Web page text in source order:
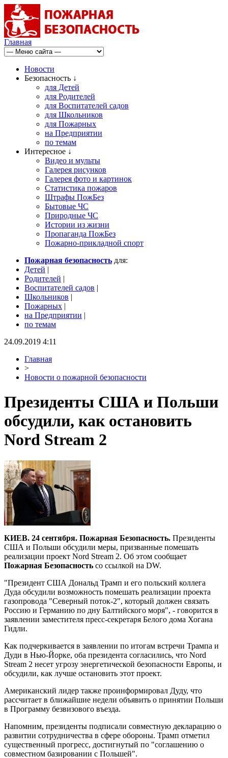
Главная
Новости
Безопасность ↓
для Детей
для Родителей
для Воспитателей садов
для Школьников
для Пожарных
на Предприятии
по темам
Интересное ↓
Видео и мульты
Галерея рисунков
Галерея фото и картинок
Статистика пожаров
Штрафы ПожБез
Бытовые ЧС
Природные ЧС
Истории из жизни
Пропаганда ПожБез
Пожарно-прикладной спорт
Пожарная безопасность для:
Детей |
Родителей |
Воспитателей садов |
Школьников |
Пожарных |
на Предприятии |
по темам
24.09.2019 4:11
Главная
>
Новости о пожарной безопасности
Президенты США и Польши
обсудили, как остановить
Nord Stream 2
КИЕВ. 24 сентября. Пожарная Безопасность. Президенты
США и Польши обсудили меры, призванные помешать
реализации проект Nord Stream 2. Об этом сообщает
Пожарная Безопасность со ссылкой на DW.
"Президент США Дональд Трамп и его польский коллега
Дуда обсудили возможность помешать реализации проекта
газопровода "Северный поток-2", который должен связать
Россию и Германию по дну Балтийского моря", - говорится в
заявлении заместителя пресс-секретаря Белого дома Хогана
Гидли.
Как подчеркивается в заявлении по итогам встречи Трампа и
Дуди в Нью-Йорке, оба президента согласились, что Nord
Stream 2 несет угрозу энергетической безопасности Европы, и
обсудили, как лучше остановить этот проект.
Американский лидер также проинформировал Дуду, что
рассчитает в ближайшие недели объявить о принятии Польши
в Программу безвизового въезда.
Напомним, президенты подписали совместную декларацию о
развитии сотрудничества в сфере обороны. Трамп отметил
существенный прогресс, достигнутый по "соглашению о
совместном базировании с Польшей".